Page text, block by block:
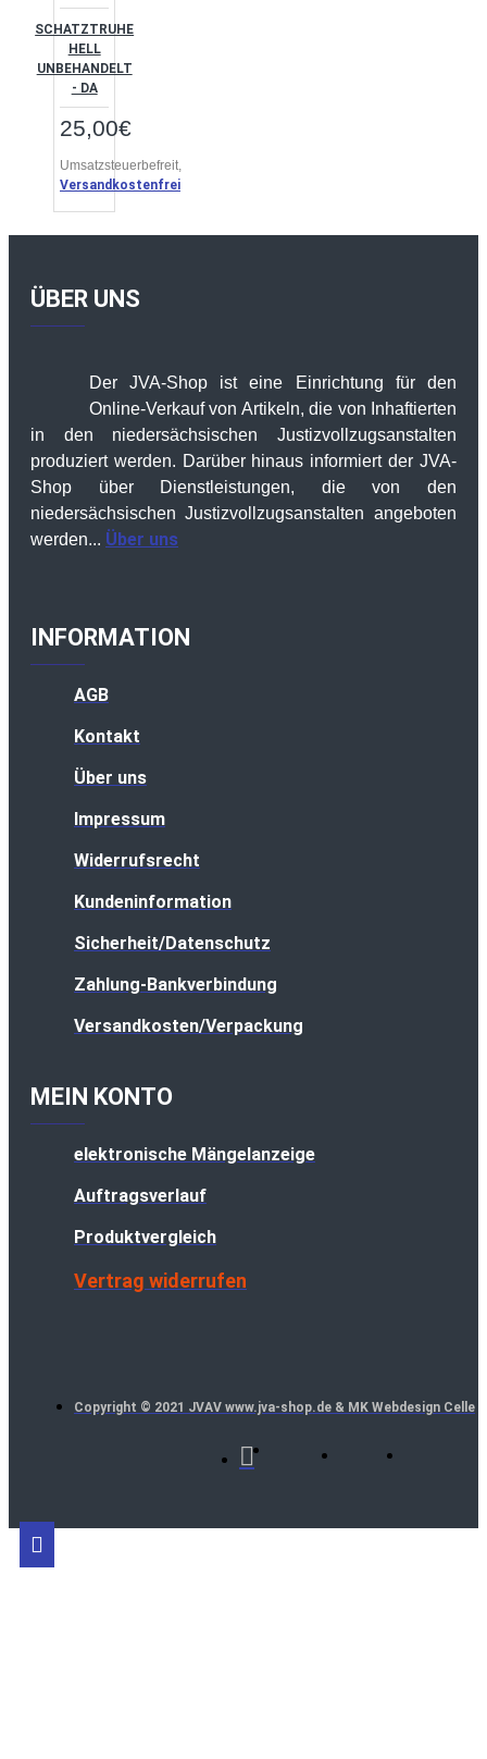
SCHATZTRUHE
HELL
UNBEHANDELT
- DA
25,00€
Umsatzsteuerbefreit,
Versandkostenfrei
ÜBER UNS
Der JVA-Shop ist eine Einrichtung für den
Online-Verkauf von Artikeln, die von Inhaftierten
in den niedersächsischen Justizvollzugsanstalten
produziert werden. Darüber hinaus informiert der JVA-
Shop über Dienstleistungen, die von den
niedersächsischen Justizvollzugsanstalten angeboten
werden... Über uns
INFORMATION
AGB
Kontakt
Über uns
Impressum
Widerrufsrecht
Kundeninformation
Sicherheit/Datenschutz
Zahlung-Bankverbindung
Versandkosten/Verpackung
MEIN KONTO
elektronische Mängelanzeige
Auftragsverlauf
Produktvergleich
Vertrag widerrufen
Copyright © 2021 JVAV www.jva-shop.de & MK Webdesign Celle